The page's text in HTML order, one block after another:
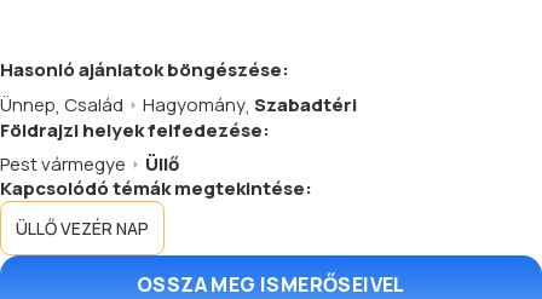
Hasonlóajánlatokböngészése:
Ünnep, Család Hagyomány, Szabadtéri
Földrajzi helyek felfedezése:
Pest vármegye
Üllő
Kapcsolódó témák megtekintése:
ÜLLŐ VEZÉR NAP
OSSZA MEG ISMERŐSEIVEL